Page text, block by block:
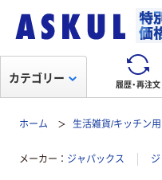
履歴・再注文
カテゴリー
ホーム 生活雑貨/キッチン
メーカー ジャパックス